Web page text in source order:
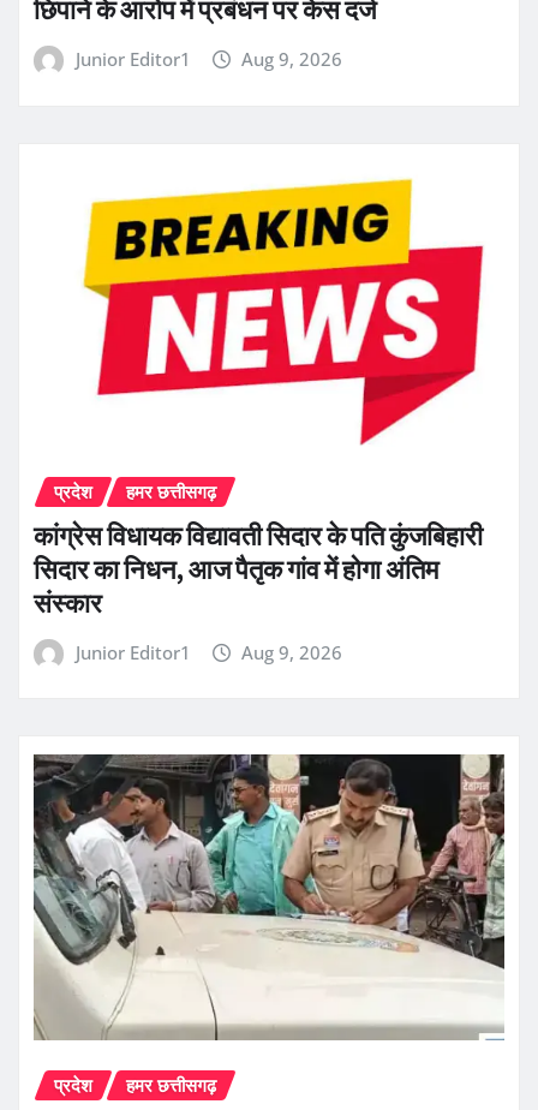
छिपाने के आरोप में प्रबंधन पर केस दर्ज
Junior Editor1 Aug 9, 2026
प्रदेश हमर छत्तीसगढ़
कांग्रेस विधायक विद्यावती सिदार के पति कुंजबिहारी
सिदार का निधन, आज पैतृक गांव में होगा अंतिम
संस्कार
Junior Editor1 Aug 9, 2026
प्रदेश हमर छत्तीसगढ़